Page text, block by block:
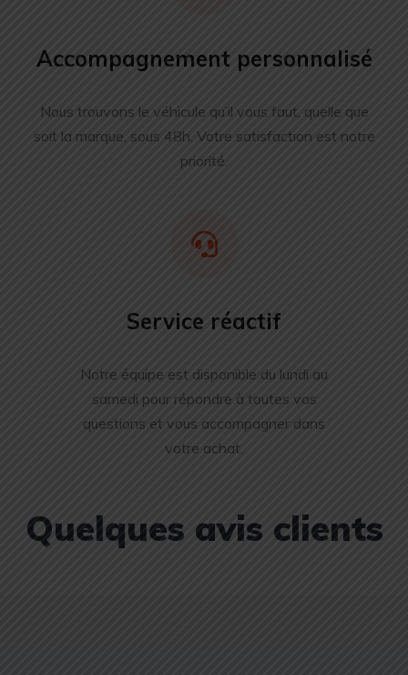
Accompagnement personnalisé
Nous trouvons le véhicule qu’il vous faut, quelle que
soit la marque, sous 48h. Votre satisfaction est notre
priorité.
Service réactif
Notre équipe est disponible du lundi au
samedi pour répondre à toutes vos
questions et vous accompagner dans
votre achat.
Quelques avis clients